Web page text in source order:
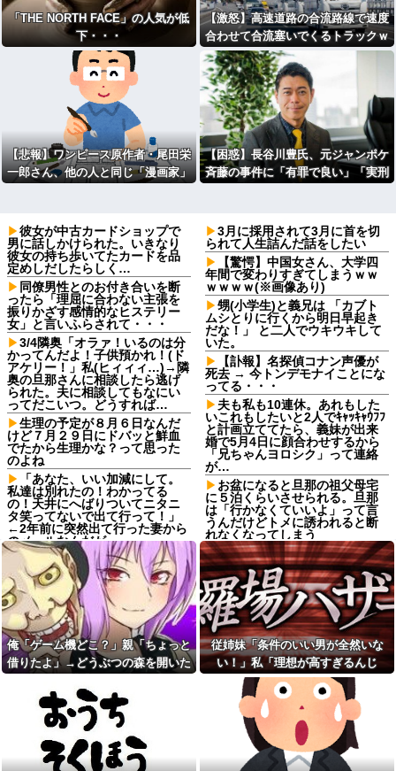
「THE NORTH FACE」の人気が低
下・・・
【激怒】高速道路の合流路線で速度
合わせて合流塞いでくるトラックｗ
ｗｗｗｗｗｗｗｗｗ
【悲報】ワンピース原作者・尾田栄
一郎さん、他の人と同じ「漫画家」
【困惑】長谷川豊氏、元ジャンポケ
斉藤の事件に「有罪で良い」「実刑
彼女が中古カードショップで
男に話しかけられた。いきなり
彼女の持ち歩いてたカードを品
定めしだしたらしく…
同僚男性とのお付き合いを断
ったら「理屈に合わない主張を
振りかざす感情的なヒステリー
女」と言いふらされて・・・
3/4隣奥「オラァ！いるのは分
かってんだよ！子供預かれ！(ド
アケリー！」私(ヒィィィ…)→隣
奥の旦那さんに相談したら逃げ
られた。夫に相談してもなにい
ってだこいつ。どうすれば…
生理の予定が８月６日なんだ
けど７月２９日にドバッと鮮血
でたから生理かな？って思った
のよね
「あなた、いい加減にして。
私達は別れたの！わかってる
の！天井にへばりついてニタニ
タ笑ってないで出て行って！」
←2年前に突然出て行った妻から
のメールなんだが…
【悲報】 ワイ「ラーメン一袋
だけじゃ足らんわ！二袋作った
ろ！」→結果ｗｗｗ
友人の親が営む店で車を購入
しただけなのに、友人から「裏
切った」と責められるようにな
った理由が理解できず…
サッカークラブに通ってるＡ
くんが急に海外へ引っ越すこと
ョックを受けて...
コトメ「遺産を返しなさ
い！」私「遺言どおりです
が？」→夫の遺産を巡る話し合
いが思わぬ展開になって…
3月に採用されて3月に首を切
られて人生詰んだ話をしたい
【驚愕】中国女さん、大学四
年間で変わりすぎてしまうｗｗ
ｗｗｗｗ(※画像あり)
甥(小学生)と義兄は 「カブト
ムシとりに行くから明日早起き
だな！」 と二人でウキウキして
いた。
【訃報】名探偵コナン声優が
死去 → 今トンデモナイことにな
ってる・・・
夫も私も10連休。あれもした
いこれもしたいと2人でｷｬｯｷｬｳﾌﾌ
と計画立ててたら、義妹が出来
婚で5月4日に顔合わせするから
「兄ちゃんヨロシク」って連絡
が…
お盆になると旦那の祖父母宅
に５泊くらいさせられる。旦那
は「行かなくていいよ」って言
うんだけどトメに誘われると断
れなくなってしまう
ねりけしで作った正露丸を飲
ませたら｢すっげー効いた。サン
キューな｣と笑顔で返された
【熱波】ドイツ、暑すぎて１
ヶ月で９６００人死亡
【熱波】ドイツ、暑すぎて１
ヶ月で９６００人死亡
【画像】ディズニーのおいな
り巻（600円）、流石にアレすぎ
て賛否両論の大炎上をしてしま
うw w w w w w w他
元職場の要注意オバサン、引
っ越し先でご近所になり粘着開
始！！「どこまで送って！」か
ら始まり半年も経つと「お金貸
してくれない？」断ると翌日、
俺「ゲーム機どこ？」親「ちょっと
借りたよ」→どうぶつの森を開いた
て…
従姉妹「条件のいい男が全然いな
い！」私「理想が高すぎるんじ
ゃ…？」→婚活の愚痴を聞き続けた
結果…